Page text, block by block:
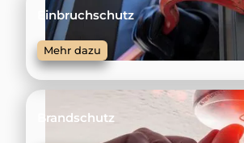
Einbruchschutz
Mehr dazu
Brandschutz